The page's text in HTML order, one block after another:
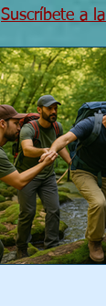
Suscríbete a